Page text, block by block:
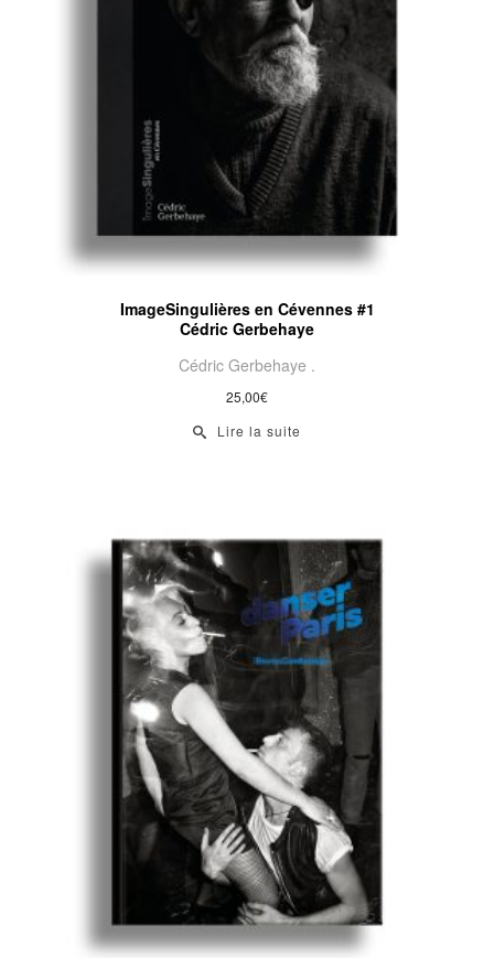
ImageSingulières en Cévennes #1
Cédric Gerbehaye
Cédric Gerbehaye .
25,00€
Lire la suite